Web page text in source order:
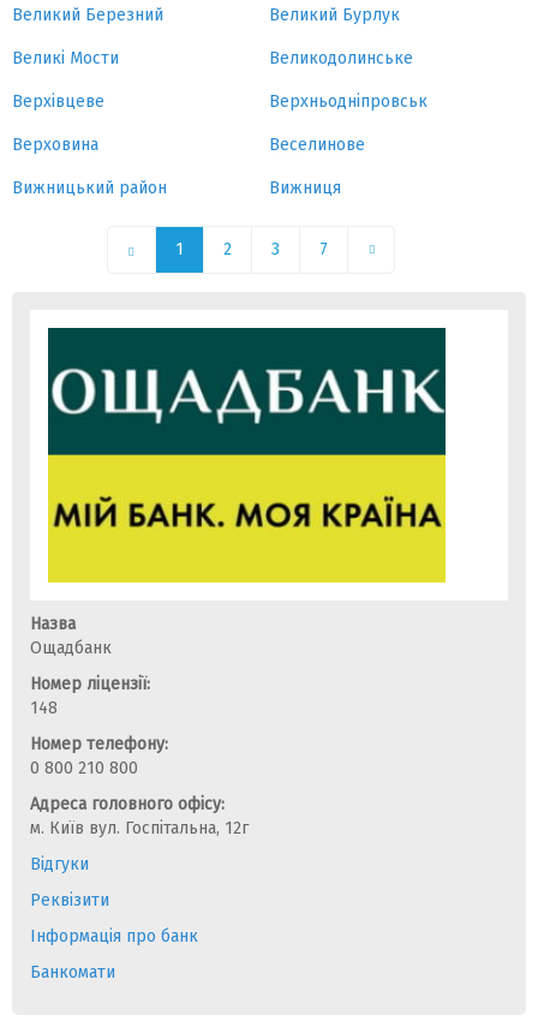
Великий Березний Великий Бурлук
Великі Мости Великодолинське
Верхівцеве Верхньодніпровськ
Верховина Веселинове
Вижницький район Вижниця
1 2 3 7
Назва
Ощадбанк
Номер ліцензії:
148
Номер телефону:
0 800 210 800
Адреса головного офісу:
м. Київ вул. Госпітальна, 12г
Відгуки
Реквізити
Інформація про банк
Банкомати